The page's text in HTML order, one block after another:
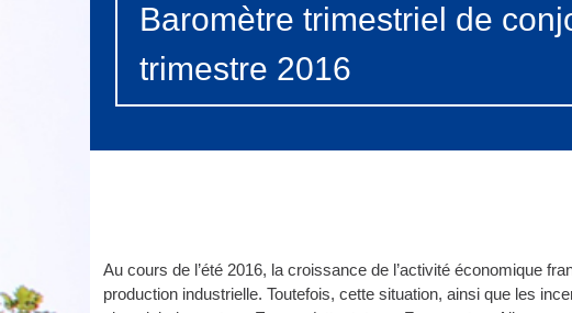
Baromètre trimestriel de
trimestre 2016
Au cours de l’été 2016, la croissance de l’activité économique
production industrielle. Toutefois, cette situation, ainsi que les